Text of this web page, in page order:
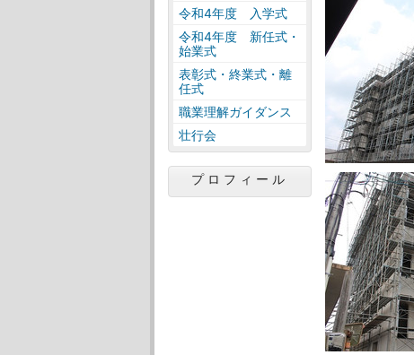
令和4年度 入学式
令和4年度 新任式・
始業式
表彰式・終業式・離
任式
職業理解ガイダンス
壮行会
プロフィール